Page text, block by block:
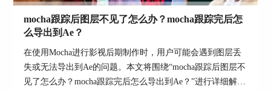
有什么优势
Boris Continuum插件拥有丰富多样的特效，能够实
中，您可以将其应用于片头、片尾的转场效果，为
视频添加光效、抠像等特效，甚至修复视频中的瑕
疵。无论您是制作短视频还是长片，Boris
mocha跟踪后图层不见了怎么办？mocha跟踪完后怎
么导出到Ae？
在使用Mocha进行影视后期制作时，用户可能会遇到图层丢
失或无法导出到Ae的问题。本文将围绕“mocha跟踪后图层不
见了怎么办？mocha跟踪完后怎么导出到Ae？”进行详细解